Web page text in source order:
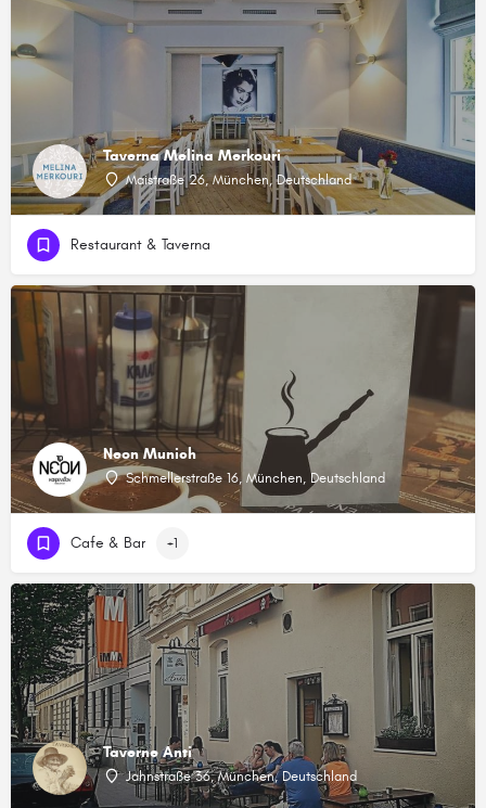
Taverna Melina Merkouri
Maistraße 26, München, Deutschland
Restaurant & Taverna
Neon Munich
Schmellerstraße 16, München, Deutschland
Cafe & Bar +1
Taverne Anti
Jahnstraße 36, München, Deutschland